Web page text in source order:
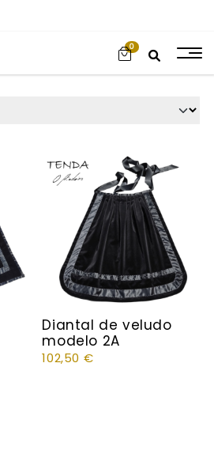
0
Diantal de veludo
modelo 2A
102,50 €